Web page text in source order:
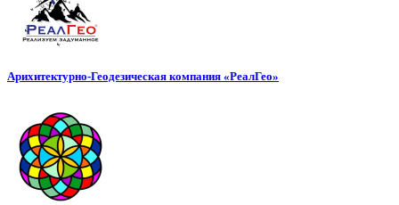
Арихитектурно-Геодезическая компания «РеалГео»